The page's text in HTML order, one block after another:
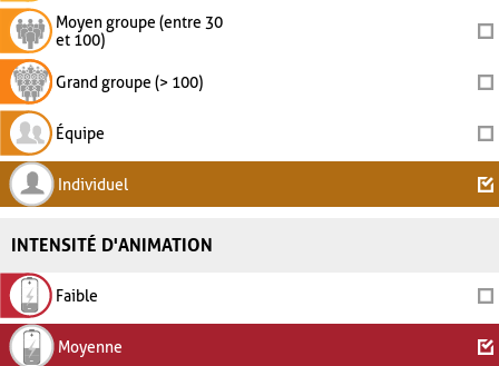
Moyen groupe (entre 30
et 100)
Grand groupe (> 100)
Équipe
Individuel
INTENSITÉ D'ANIMATION
Faible
Moyenne